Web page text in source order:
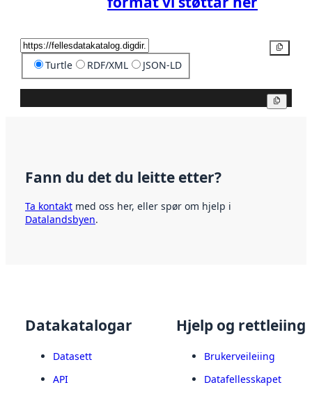
Turtle RDF/XML JSON-LD
Fann du det du leitte etter?
Ta kontakt med oss her, eller spør om hjelp i
Datalandsbyen.
Datakatalogar
Datasett
API
Hjelp og rettleiing
Brukerveileiing
Datafellesskapet